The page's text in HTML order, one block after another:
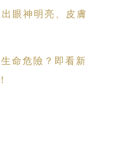
眼神明亮、皮膚
命危險？即看新